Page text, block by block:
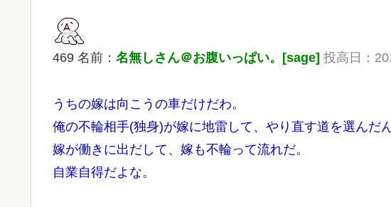
469 名前： 名無しさん＠お腹いっぱい。[sage] 投高日：
うちの嫁は向こうの車だけだわ。
俺の不輪相手(独身)が嫁に地雷して、やり直す道を選んだん
嫁が働きに出だして、嫁も不輪って流れだ。
自業自得だよな。